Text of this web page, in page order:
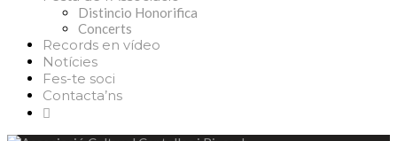
Distincio Honorifica
Concerts
Records en vídeo
Notícies
Fes-te soci
Contacta’ns